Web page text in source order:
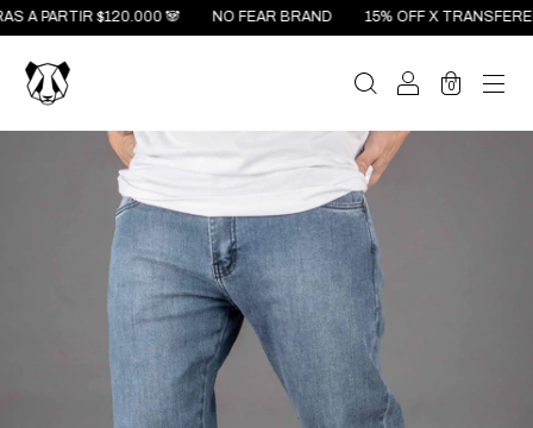
PARTIR $120.000 🐼 NO FEAR BRAND 15% OFF X
0